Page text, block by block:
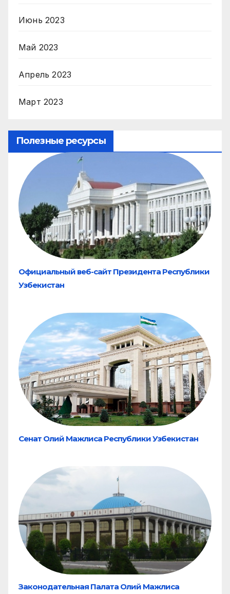
Июнь 2023
Май 2023
Апрель 2023
Март 2023
Полезные ресурсы
Официальный веб-сайт Президента Республики
Узбекистан
Сенат Олий Мажлиса Республики Узбекистан
Законодательная Палата Олий Мажлиса